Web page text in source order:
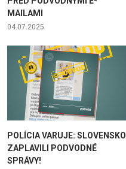
MAILAMI
04.07.2025
POLÍCIA VARUJE: SLOVENSKO
ZAPLAVILI PODVODNÉ
SPRÁVY!